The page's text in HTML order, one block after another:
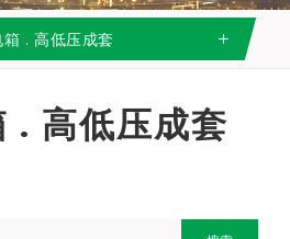
. 高低压成套
. 高低压成套